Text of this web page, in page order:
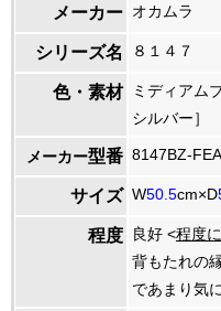
メーカー オカムラ
シリーズ名 ８１４７
色・素材
ミディアム
シルバー］
メーカー型番 8147BZ-
サイズ W50.5cm×D
程度 良好 <程度
背もたれの
であまり気